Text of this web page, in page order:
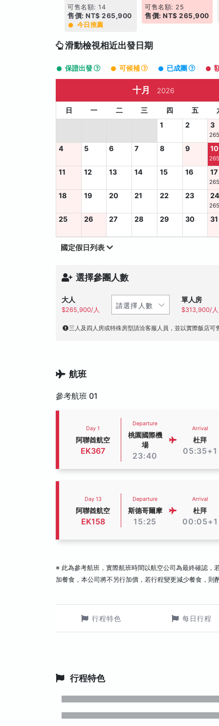
可售名額: 14
售價: NT$ 265,900
今日推薦
可售名額: 25
售價: NT$ 265,900
滑動檢視相近出發日期
保證出發 可候補 已成團
十月 2026
日 一 二 三 四 五
1
2 3
4 5 6 7 8 9 10
11 12 13 14 15 16 17
18 19 20 21 22 23
25 26 27 28 29 30 31
國定假日列表
選擇參團人數
大人
$265,900/人
單人房
$313,900/人
三人及四人房或特殊房型請洽客服人員，並以實際飯店可
航班
參考航班 01
Day 1
阿聯酋航空
EK367
Departure
桃園國際機
場
23:40
Arrival
杜拜
05:35+1
Day 13
阿聯酋航空
EK158
Departure
斯德哥爾摩
15:25
Arrival
杜拜
00:05+1
※ 此為參考航班，實際航班時間以航空公司為最終確認，
加餐食，本公司將不另行加價，若行程變更減少餐食，則
行程特色 每日行程
行程特色